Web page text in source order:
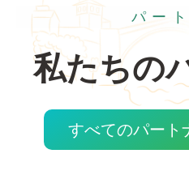
パー
私たちの
すべてのパート